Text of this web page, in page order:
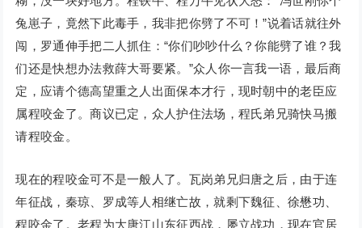
兔崽子，竟然下此毒手，我非把你劈了不可！”说着话就往外
闯，罗通伸手把二人抓住：“你们吵吵什么？你能劈了谁？我
们还是快想办法救薛大哥要紧。”众人你一言我一语，最后商
定，应请个德高望重之人出面保本才行，现时朝中的老臣应
属程咬金了。商议已定，众人护住法场，程氏弟兄骑快马搬
请程咬金。
现在的程咬金可不是一般人了。瓦岗弟兄归唐之后，由于连
年征战，秦琼、罗成等人相继亡故，就剩下魏征、徐懋功、
程咬金了。老程为大唐江山东征西战，屡立战功，现在官居